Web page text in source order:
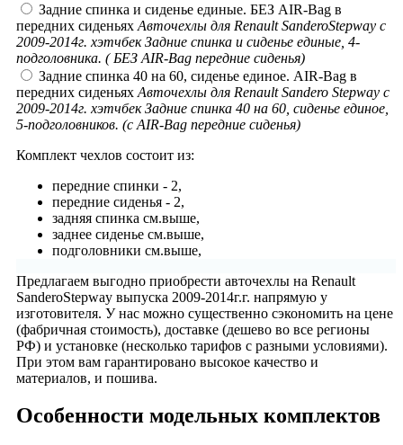
Задние спинка и сиденье единые. БЕЗ AIR-Bag в
передних сиденьях Авточехлы для Renault SanderoStepway с
2009-2014г. хэтчбек Задние спинка и сиденье единые, 4-
подголовника. ( БЕЗ AIR-Bag передние сиденья)
Задние спинка 40 на 60, сиденье единое. AIR-Bag в
передних сиденьях Авточехлы для Renault Sandero Stepway с
2009-2014г. хэтчбек Задние спинка 40 на 60, сиденье единое,
5-подголовников. (с AIR-Bag передние сиденья)
Комплект чехлов состоит из:
передние спинки - 2,
передние сиденья - 2,
задняя спинка см.выше,
заднее сиденье см.выше,
подголовники см.выше,
Предлагаем выгодно приобрести авточехлы на Renault
SanderoStepway выпуска 2009-2014г.г. напрямую у
изготовителя. У нас можно существенно сэкономить на цене
(фабричная стоимость), доставке (дешево во все регионы
РФ) и установке (несколько тарифов с разными условиями).
При этом вам гарантировано высокое качество и
материалов, и пошива.
Особенности модельных комплектов